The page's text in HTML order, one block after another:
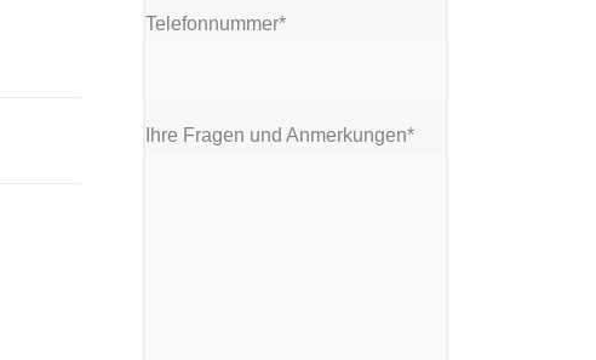
Telefonnummer*
Ihre Fragen und Anmerkungen*